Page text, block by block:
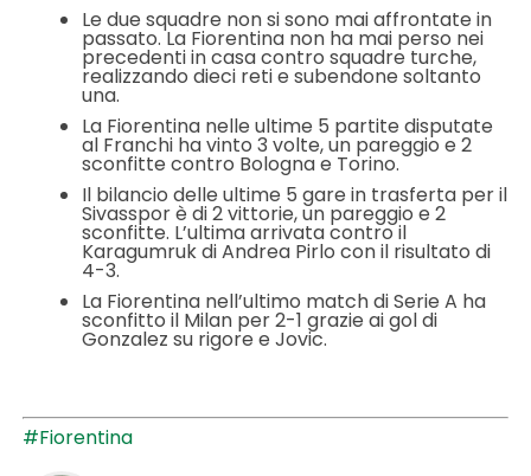
Le due squadre non si sono mai affrontate in
passato. La Fiorentina non ha mai perso nei
precedenti in casa contro squadre turche,
realizzando dieci reti e subendone soltanto
una.
La Fiorentina nelle ultime 5 partite disputate
al Franchi ha vinto 3 volte, un pareggio e 2
sconfitte contro Bologna e Torino.
Il bilancio delle ultime 5 gare in trasferta per il
Sivasspor è di 2 vittorie, un pareggio e 2
sconfitte. L’ultima arrivata contro il
Karagumruk di Andrea Pirlo con il risultato di
4-3.
La Fiorentina nell’ultimo match di Serie A ha
sconfitto il Milan per 2-1 grazie ai gol di
Gonzalez su rigore e Jovic.
#Fiorentina